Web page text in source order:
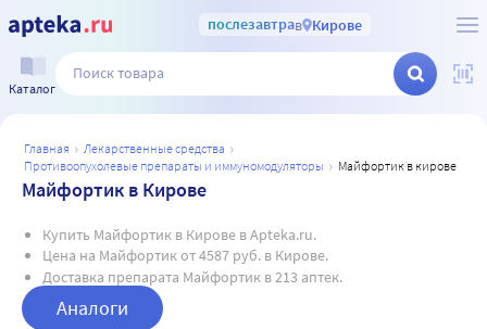
послезавтрав Кирове
Каталог
главная
лекарственные средства
противоопухолевые препараты и иммуномодуляторы
майфортик в кирове
Майфортик в Кирове
Купить Майфортик в Кирове в Apteka.ru.
Цена на Майфортик от 4587 руб. в Кирове.
Доставка препарата Майфортик в 213 аптек.
Аналоги